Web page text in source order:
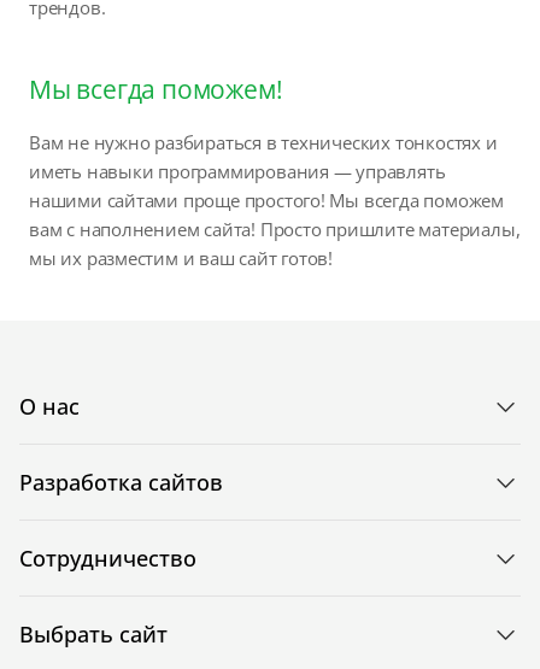
трендов.
Мы всегда поможем!
Вам не нужно разбираться в технических тонкостях и
иметь навыки программирования — управлять
нашими сайтами проще простого! Мы всегда поможем
вам с наполнением сайта! Просто пришлите материалы,
мы их разместим и ваш сайт готов!
О нас
Разработка сайтов
Сотрудничество
Выбрать сайт